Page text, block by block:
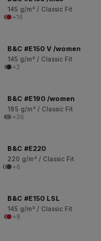
145 g/m² / Classic Fit
+16
B&C #E150 V /women
145 g/m² / Classic Fit
+3
B&C #E190 /women
185 g/m² / Classic Fit
+36
B&C #E220
220 g/m² / Classic Fit
+6
B&C #E150 LSL
145 g/m² / Classic Fit
+8